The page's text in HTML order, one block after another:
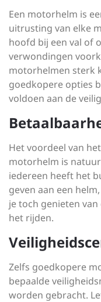
Een motorhelm is
uitrusting van elke
hoofd bij een val of
verwondingen
motorhelmen sterk
goedkopere opties
voldoen aan de
Het voordeel van
motorhelm is
iedereen heeft het
geven aan een
je toch genieten
het rijden.
Zelfs goedkopere
bepaalde
worden gebracht.